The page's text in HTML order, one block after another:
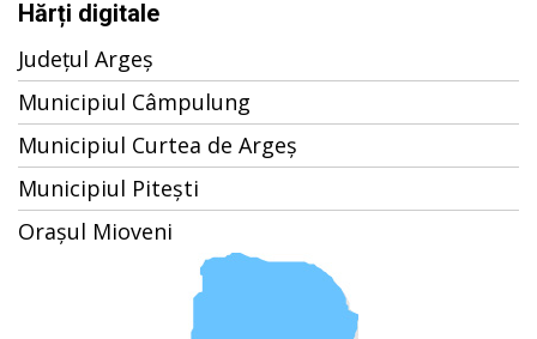
Hărți digitale
Județul Argeș
Municipiul Câmpulung
Municipiul Curtea de Argeș
Municipiul Pitești
Orașul Mioveni